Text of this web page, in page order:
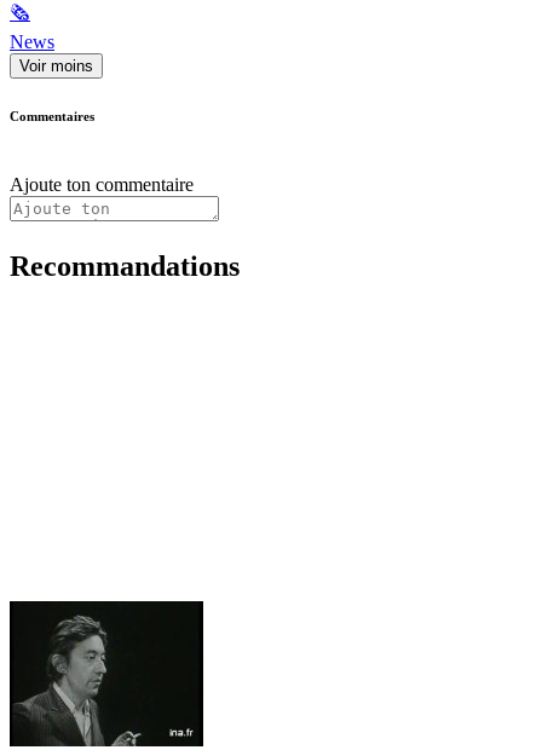
🗞
News
Voir moins
Commentaires
Ajoute ton commentaire
Recommandations